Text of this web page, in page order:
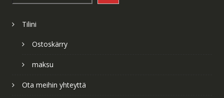
Tilini
Ostoskärry
maksu
Ota meihin yhteyttä